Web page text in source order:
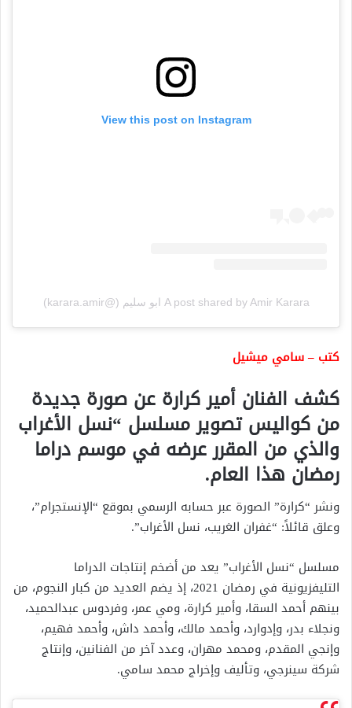
View this post on Instagram
A post shared by Amir Karara ابو سليم (@karara.amir)
كتب – سامي ميشيل
كشف الفنان أمير كرارة عن صورة جديدة
من كواليس تصوير مسلسل “نسل الأغراب
والذي من المقرر عرضه في موسم دراما
رمضان هذا العام.
ونشر “كرارة” الصورة عبر حسابه الرسمي بموقع “الإنستجرام”،
وعلق قائلاً: “غفران الغريب، نسل الأغراب”.
مسلسل “نسل الأغراب” يعد من أضخم إنتاجات الدراما
التليفزيونية في رمضان 2021، إذ يضم العديد من كبار النجوم، من
بينهم أحمد السقا، وأمير كرارة، ومي عمر، وفردوس عبدالحميد،
ونجلاء بدر، وإدوارد، وأحمد مالك، وأحمد داش، وأحمد فهيم،
وإنجي المقدم، ومحمد مهران، وعدد آخر من الفنانين، وإنتاج
شركة سينرجي، وتأليف وإخراج محمد سامي.